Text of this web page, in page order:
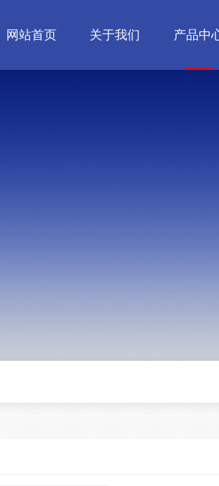
网站首页 关于我们 产品中